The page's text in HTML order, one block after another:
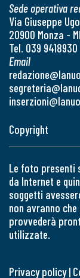
Sede operativa
Via Giuseppe
20900 Monza -
Tel. 039 9418930
Email
Copyright
Le foto presenti
da Internet e
soggetti
non avranno
provvederà
utilizzate.
Privacy policy|